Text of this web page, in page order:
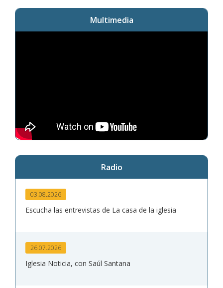
Multimedia
Radio
03.08.2026
Escucha las entrevistas de La casa de la iglesia
26.07.2026
Iglesia Noticia, con Saúl Santana